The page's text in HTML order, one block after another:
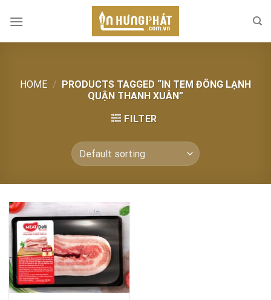
HOME / PRODUCTS TAGGED “IN TEM ĐÔNG LẠNH
QUẬN THANH XUÂN”
FILTER